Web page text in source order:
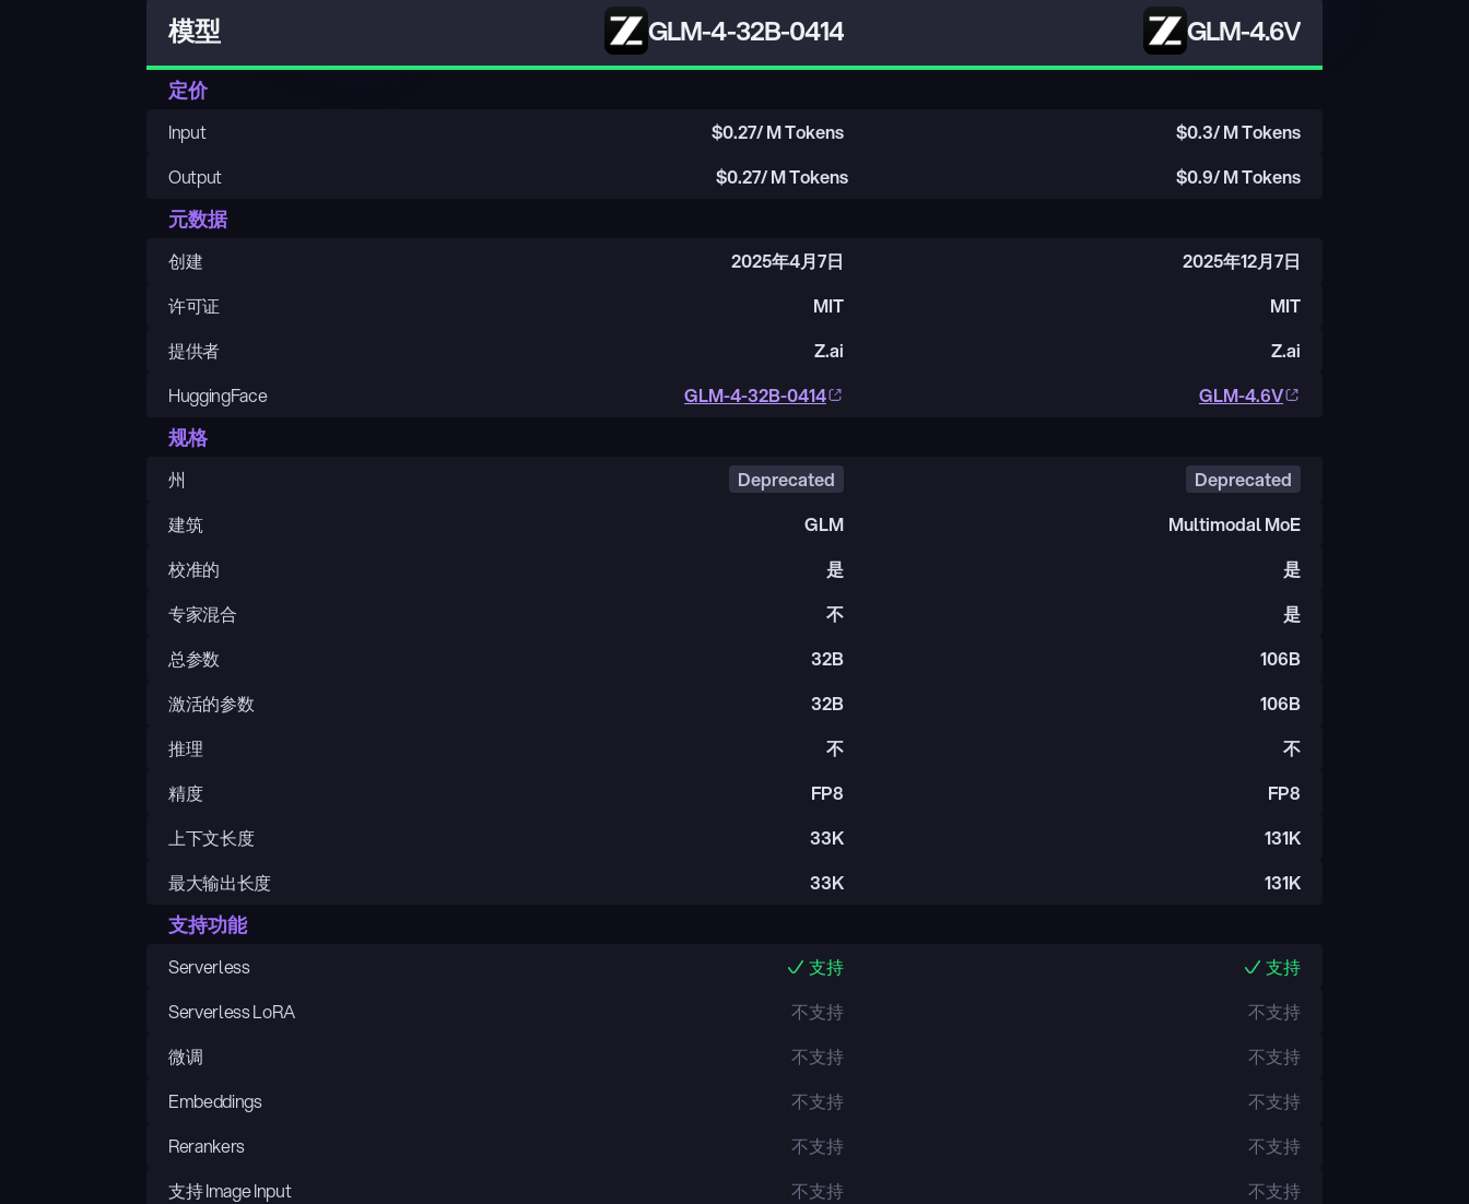
模型 GLM-4-32B-0414 GLM-4.6V
定价
Input $0.27/ M Tokens $0.3/ M Tokens
Output
$0.27/ M Tokens $0.9/ M Tokens
元数据
创建 2025年4月7日
2025年12月7日
许可证
MIT
MIT
提供者
Z.ai
Z.ai
HuggingFace
GLM-4-32B-0414 GLM-4.6V
规格
州 Deprecated
Deprecated
建筑
GLM
Multimodal MoE
校准的
是
是
专家混合
不
是
总参数
32B
106B
激活的参数
32B
106B
推理
不
不
精度
FP8
FP8
上下文长度
33K
131K
最大输出长度
33K 131K
支持功能
Serverless 支持
支持
Serverless LoRA
不支持
不支持
微调
不支持
不支持
Embeddings
不支持
不支持
Rerankers
不支持
不支持
支持 Image Input
不支持
不支持